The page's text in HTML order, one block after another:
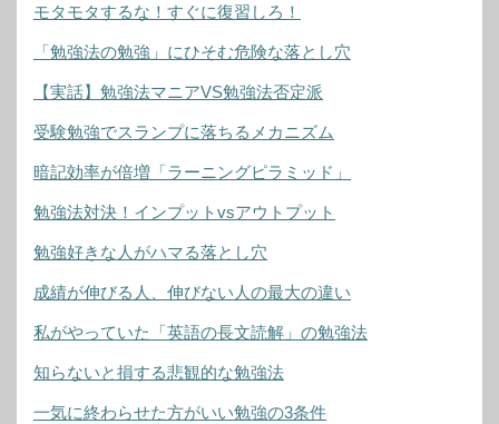
モタモタするな！すぐに復習しろ！
「勉強法の勉強」にひそむ危険な落とし穴
【実話】勉強法マニアVS勉強法否定派
受験勉強でスランプに落ちるメカニズム
暗記効率が倍増「ラーニングピラミッド」
勉強法対決！インプットvsアウトプット
勉強好きな人がハマる落とし穴
成績が伸びる人、伸びない人の最大の違い
私がやっていた「英語の長文読解」の勉強法
知らないと損する悲観的な勉強法
一気に終わらせた方がいい勉強の3条件